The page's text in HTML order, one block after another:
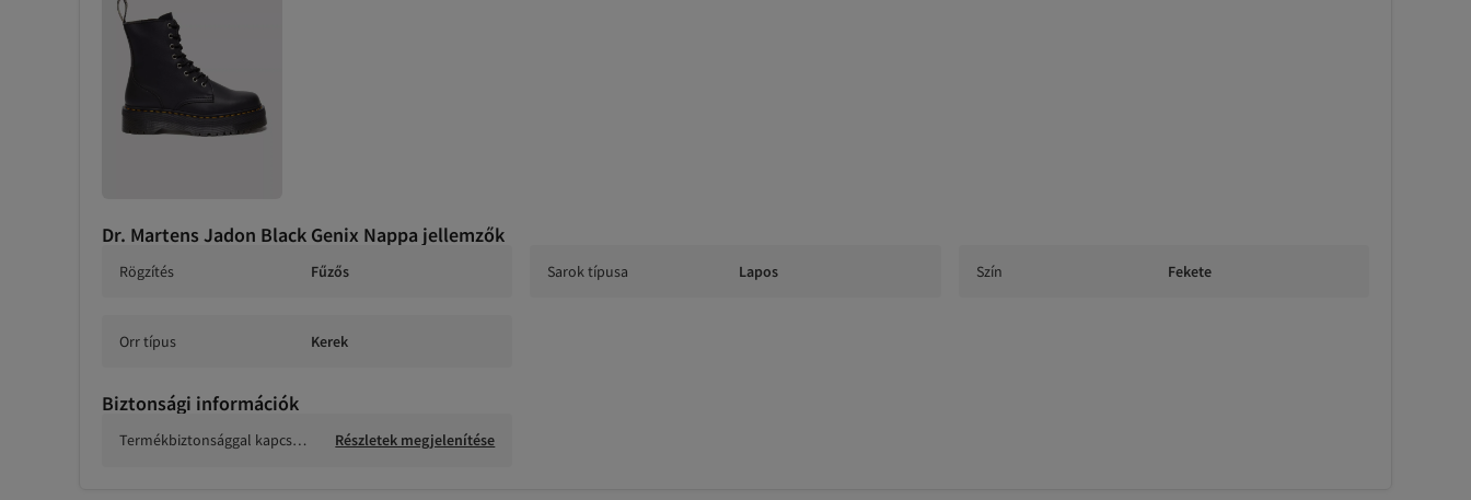
Dr. Martens Jadon Black Genix Nappa jellemzők
Rögzítés Fűzős Sarok típusa Lapos Szín Fekete
Orr típus Kerek
Biztonsági információk
Termékbiztonsággal kapcsol
Részletek megjelenítése